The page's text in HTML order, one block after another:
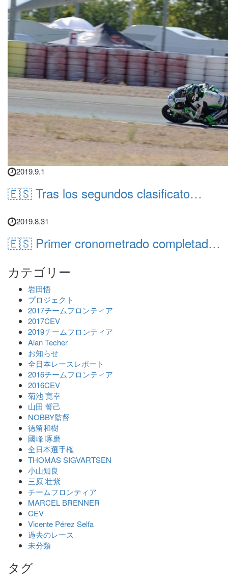
2019.9.1
🇪🇸 Tras los segundos clasificato…
2019.8.31
🇪🇸 Primer cronometrado completad…
カテゴリー
岩田悟
プロジェクト
2017チームフロンティア
2017CEV
2019チームフロンティア
Alan Techer
お知らせ
全日本レースレポート
2016チームフロンティア
2016CEV
菊池 寛幸
山田 誓己
NOBBY監督
徳留和樹
國峰 啄磨
全日本選手権
THOMAS SIGVARTSEN
小山知良
三原 壮紫
チームフロンティア
MARCEL BRENNER
CEV
Vicente Pérez Selfa
過去のレース
未分類
タグ